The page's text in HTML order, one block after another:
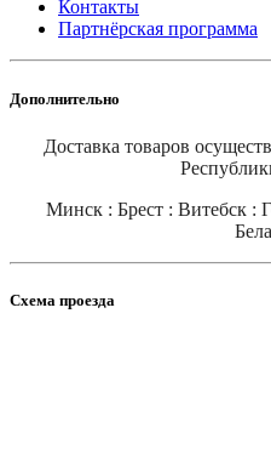
Контакты
Партнёрская программа
Дополнительно
Доставка товаров
Минск : Брест : Витебск :
Схема проезда